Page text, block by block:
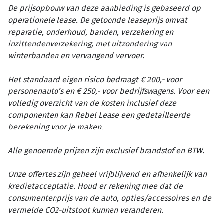
De prijsopbouw van deze aanbieding is gebaseerd op
operationele lease. De getoonde leaseprijs omvat
reparatie, onderhoud, banden, verzekering en
inzittendenverzekering, met uitzondering van
winterbanden en vervangend vervoer.
Het standaard eigen risico bedraagt € 200,- voor
personenauto’s en € 250,- voor bedrijfswagens. Voor een
volledig overzicht van de kosten inclusief deze
componenten kan Rebel Lease een gedetailleerde
berekening voor je maken.
Alle genoemde prijzen zijn exclusief brandstof en BTW.
Onze offertes zijn geheel vrijblijvend en afhankelijk van
kredietacceptatie. Houd er rekening mee dat de
consumentenprijs van de auto, opties/accessoires en de
vermelde CO2-uitstoot kunnen veranderen.